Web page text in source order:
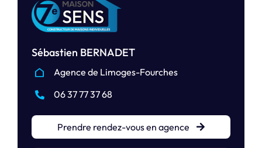
Sébastien BERNADET
Agence de Limoges-Fourches
06 37 77 37 68
Prendre rendez-vous en agence